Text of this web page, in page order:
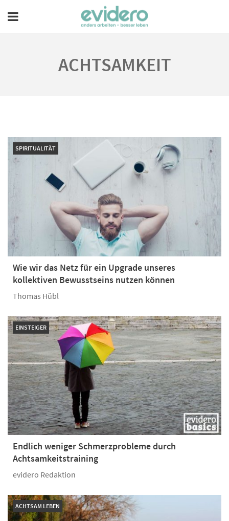
ACHTSAMKEIT
SPIRITUALITÄT
Wie wir das Netz für ein Upgrade unseres
kollektiven Bewusstseins nutzen können
Thomas Hübl
EINSTEIGER
Endlich weniger Schmerzprobleme durch
Achtsamkeitstraining
evidero Redaktion
ACHTSAM LEBEN